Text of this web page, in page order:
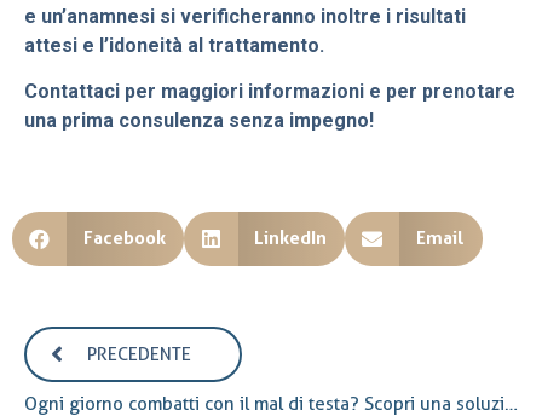
e un’anamnesi si verificheranno inoltre i risultati
attesi e l’idoneità al trattamento.
Contattaci per maggiori informazioni e per prenotare
una prima consulenza senza impegno!
Facebook LinkedIn Email
PRECEDENTE
Ogni giorno combatti con il mal di testa? Scopri una soluzione naturale ed efficace!